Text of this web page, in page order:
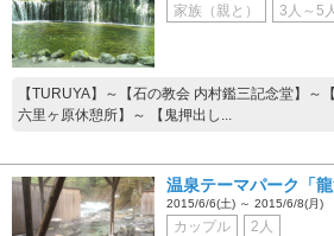
家族（親と） 3人～5
【TURUYA】～【石の教会 内村鑑三記念堂】～
六里ヶ原休憩所】～ 【鬼押出し...
温泉テーマパーク「
2015/6/6(土) ～ 2015/6/8(月)
カップル 2人